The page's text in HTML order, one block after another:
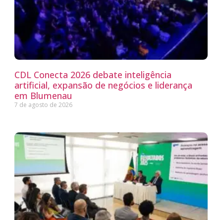
CDL Conecta 2026 debate inteligência
artificial, expansão de negócios e liderança
em Blumenau
7 de agosto de 2026